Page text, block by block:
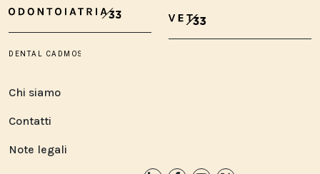
Chi siamo
Contatti
Note legali